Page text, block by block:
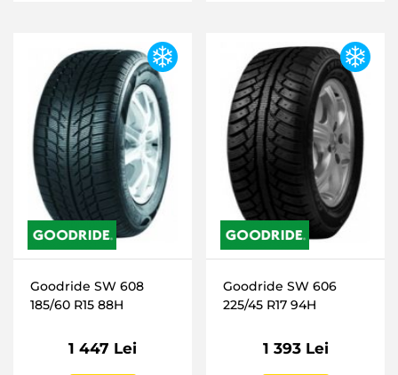
Goodride SW 608
185/60 R15 88H
1 447 Lei
Goodride SW 606
225/45 R17 94H
1 393 Lei